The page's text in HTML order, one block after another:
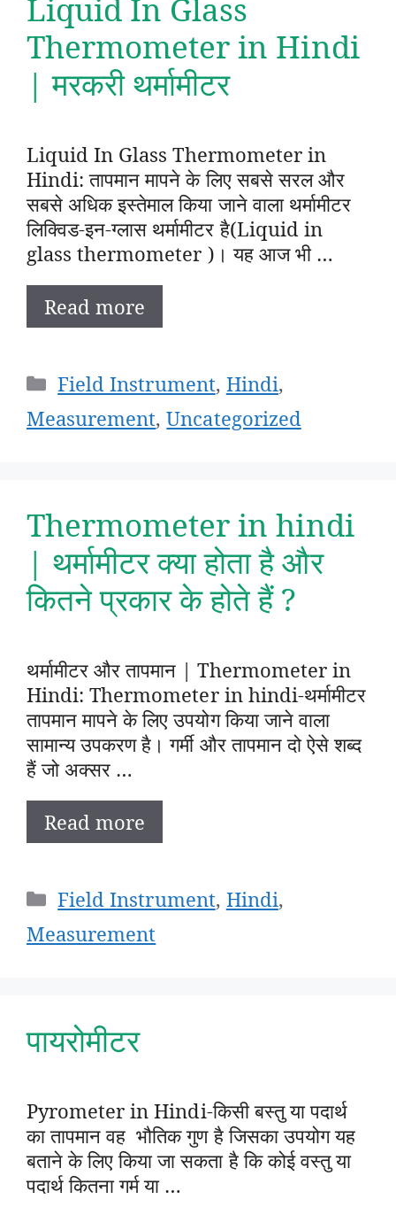
Liquid In Glass
Thermometer in Hindi
| मरकरी थर्मामीटर
Liquid In Glass Thermometer in
Hindi: तापमान मापने के लिए सबसे सरल और
सबसे अधिक इस्तेमाल किया जाने वाला थर्मामीटर
लिक्विड-इन-ग्लास थर्मामीटर है(Liquid in
glass thermometer )। यह आज भी …
Read more
Categories
Field Instrument, Hindi,
Measurement,Uncategorized
Thermometer in hindi
| थर्मामीटर क्या होता है और
कितने प्रकार के होते हैं ?
थर्मामीटर और तापमान | Thermometer in
Hindi: Thermometer in hindi-थर्मामीटर
तापमान मापने के लिए उपयोग किया जाने वाला
सामान्य उपकरण है। गर्मी और तापमान दो ऐसे शब्द
हैं जो अक्सर …
Read more
Categories
Field Instrument, Hindi,
Measurement
पायरोमीटर
Pyrometer in Hindi-किसी बस्तु या पदार्थ
का तापमान वह भौतिक गुण है जिसका उपयोग यह
बताने के लिए किया जा सकता है कि कोई वस्तु या
पदार्थ कितना गर्म या …